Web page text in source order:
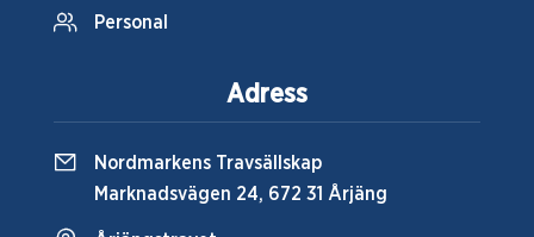
Personal
Adress
Nordmarkens Travsällskap
Marknadsvägen 24, 672 31 Årjäng